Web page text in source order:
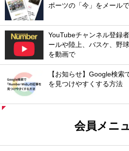
ポーツの「今」をメール
YouTubeチャンネル登録
ールや陸上、バスケ、野
を動画で
【お知らせ】Google検
を見つけやすくする方法
会員メニ